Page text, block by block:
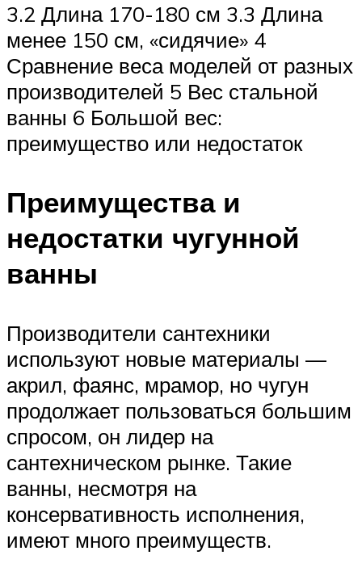
3.2 Длина 170-180 см 3.3 Длина
менее 150 см, «сидячие» 4
Сравнение веса моделей от разных
производителей 5 Вес стальной
ванны 6 Большой вес:
преимущество или недостаток
Преимущества и
недостатки чугунной
ванны
Производители сантехники
используют новые материалы —
акрил, фаянс, мрамор, но чугун
продолжает пользоваться большим
спросом, он лидер на
сантехническом рынке. Такие
ванны, несмотря на
консервативность исполнения,
имеют много преимуществ.